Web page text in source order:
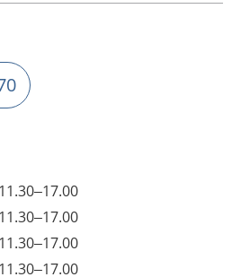
11.30–17.00
11.30–17.00
11.30–17.00
11.30–17.00